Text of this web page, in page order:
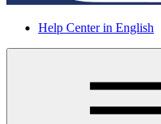
Help Center in English